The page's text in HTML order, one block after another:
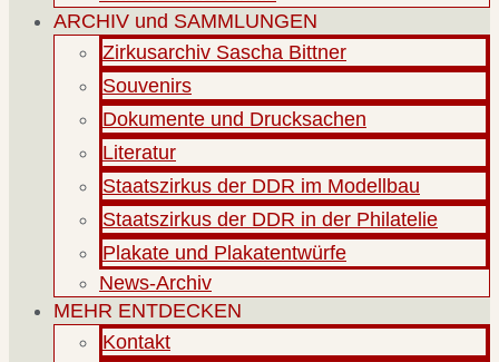
ARCHIV und SAMMLUNGEN
Zirkusarchiv Sascha Bittner
Souvenirs
Dokumente und Drucksachen
Literatur
Staatszirkus der DDR im Modellbau
Staatszirkus der DDR in der Philatelie
Plakate und Plakatentwürfe
News-Archiv
MEHR ENTDECKEN
Kontakt